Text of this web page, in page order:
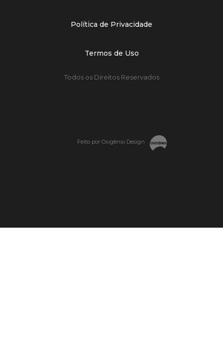
Política de Privacidade
Termos de Uso
Todos os Direitos Reservados
Feito por Oxigênio Design